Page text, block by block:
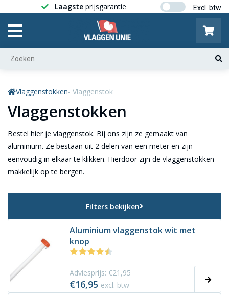
Laagste prijsgarantie Gratis
Vlaggenstokken- Vlaggenstok
Vlaggenstokken
Bestel hier je vlaggenstok. Bij ons zijn ze gemaakt van
aluminium. Ze bestaan uit 2 delen van een meter en zijn
eenvoudig in elkaar te klikken. Hierdoor zijn de vlaggenstokken
makkelijk op te bergen.
Filters bekijken
Aluminium vlaggenstok wit met
knop
Adviesprijs: €21,95
€16,95 excl. btw